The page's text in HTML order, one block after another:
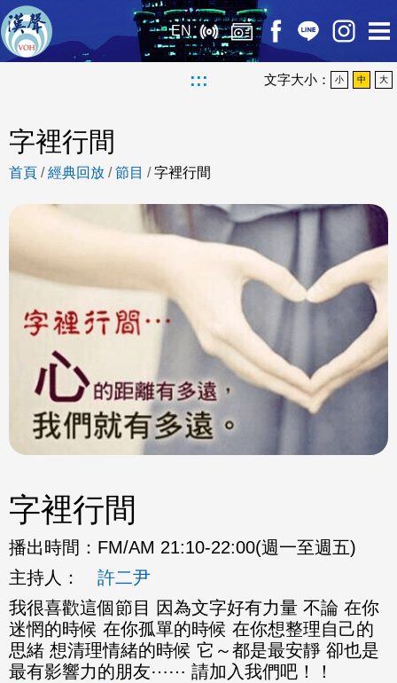
EN
::: 文字大小： 小 中 大
字裡行間
首頁 /經典回放 /節目 /字裡行間
字裡行間
播出時間： FM/AM 21:10-22:00(週一至週五)
主持人：
許二尹
我很喜歡這個節目 因為文字好有力量 不論 在你
迷惘的時候 在你孤單的時候 在你想整理自己的
思緒 想清理情緒的時候 它～都是最安靜 卻也是
最有影響力的朋友⋯⋯ 請加入我們吧！！